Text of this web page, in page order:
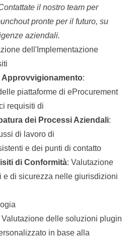
il nostro team per
pronte per il futuro, su
aziendali.
dell'Implementazione
Approvvigionamento:
piattaforme di eProcurement
requisiti di
dei Processi Aziendali:
di lavoro di
e dei punti di contatto
di Conformità: Valutazione
e di sicurezza nelle giurisdizioni
Valutazione delle soluzioni plugin
in base alla